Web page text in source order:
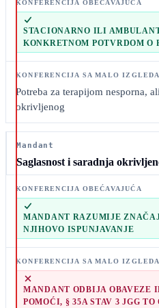
STACIONARNO ILI
KONKRETNOM POTVRDOM O
Potreba za terapijom nesporna,
okrivljenog
Mandant
Saglasnost i saradnja
MANDANT RAZUMIJE
NJIHOVO ISPUNJAVANJE
MANDANT ODBIJA OBAVEZE
POMOĆI, § 35A STAV 3 JGG TO